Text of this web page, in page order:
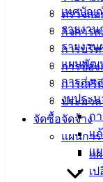
ตรวจส
กิจการ
การบริ
การป้อ
การเส
ประมว
จัดซื้อจัดจ้าง
แผนกา
แ
เ
เทศบัญ
รายงา
รายงา
แผนพัฒ
การส่ง
งบประ
ก
แ
แ
เทศบาล
เมืองอ่าง